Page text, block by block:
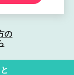
の